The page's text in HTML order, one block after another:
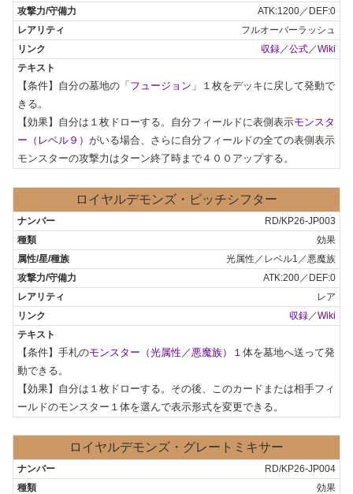
ATK:1200／DEF:0
フルオーバーラッシュ
収録／公式／Wiki
【条件】自分の墓地の「 フュージョン 」１枚をデッキに戻して発動で
きる。
【効果】自分は１枚ドローする。自分フィールドに表側表示モンスタ
ー（レベル９） がいる場合、さらに自分フィールドの全ての表側表示
モンスターの攻撃力はターン終了時まで４００アップする。
ロイヤルデモンズ・ピッチシフター
RD/KP26-JP003
効果
光属性／レベル1／悪魔族
ATK:200／DEF:0
レア
収録 ／Wiki
【条件】手札のモンスター（光属性／悪魔族）
１体を墓地へ送って発
動できる。
【効果】自分は１枚ドローする。その後、このカードまたは相手フィ
ールドのモンスター１体を選んで表示形式を変更できる。
ロイヤルデモンズ・グレートミキサー
RD/KP26-JP004
効果